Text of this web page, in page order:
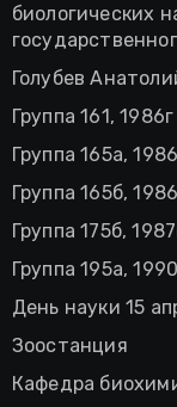
биологических
Голубев
Группа 161, 1986г
Группа 165а,
Группа 165б,
Группа 175б,
Группа 195а,
День науки 15
Зоостанция
Кафедра